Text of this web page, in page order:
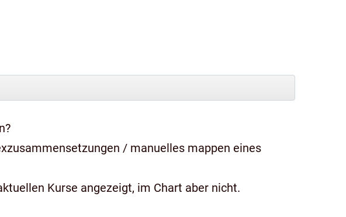
/ manuelles mappen eines
Kurse angezeigt, im Chart aber nicht.